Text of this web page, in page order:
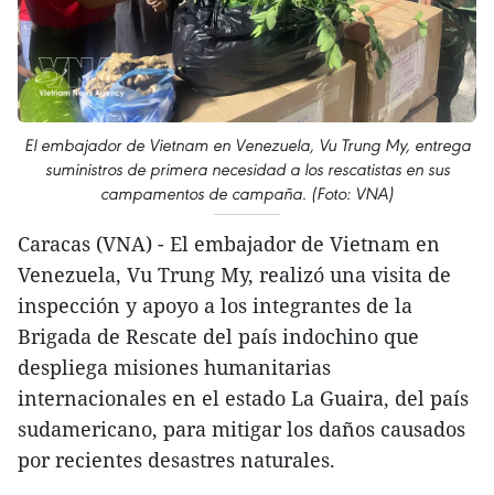
El embajador de Vietnam en Venezuela, Vu Trung My, entrega
suministros de primera necesidad a los rescatistas en sus
campamentos de campaña. (Foto: VNA)
Caracas (VNA) - El embajador de Vietnam en
Venezuela, Vu Trung My, realizó una visita de
inspección y apoyo a los integrantes de la
Brigada de Rescate del país indochino que
despliega misiones humanitarias
internacionales en el estado La Guaira, del país
sudamericano, para mitigar los daños causados
por recientes desastres naturales.